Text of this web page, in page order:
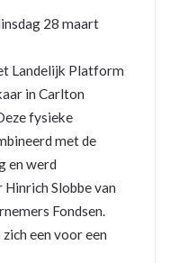
28 maart
Landelijk Platform
in Carlton
fysieke
met de
en werd
Slobbe van
Fondsen.
een voor een